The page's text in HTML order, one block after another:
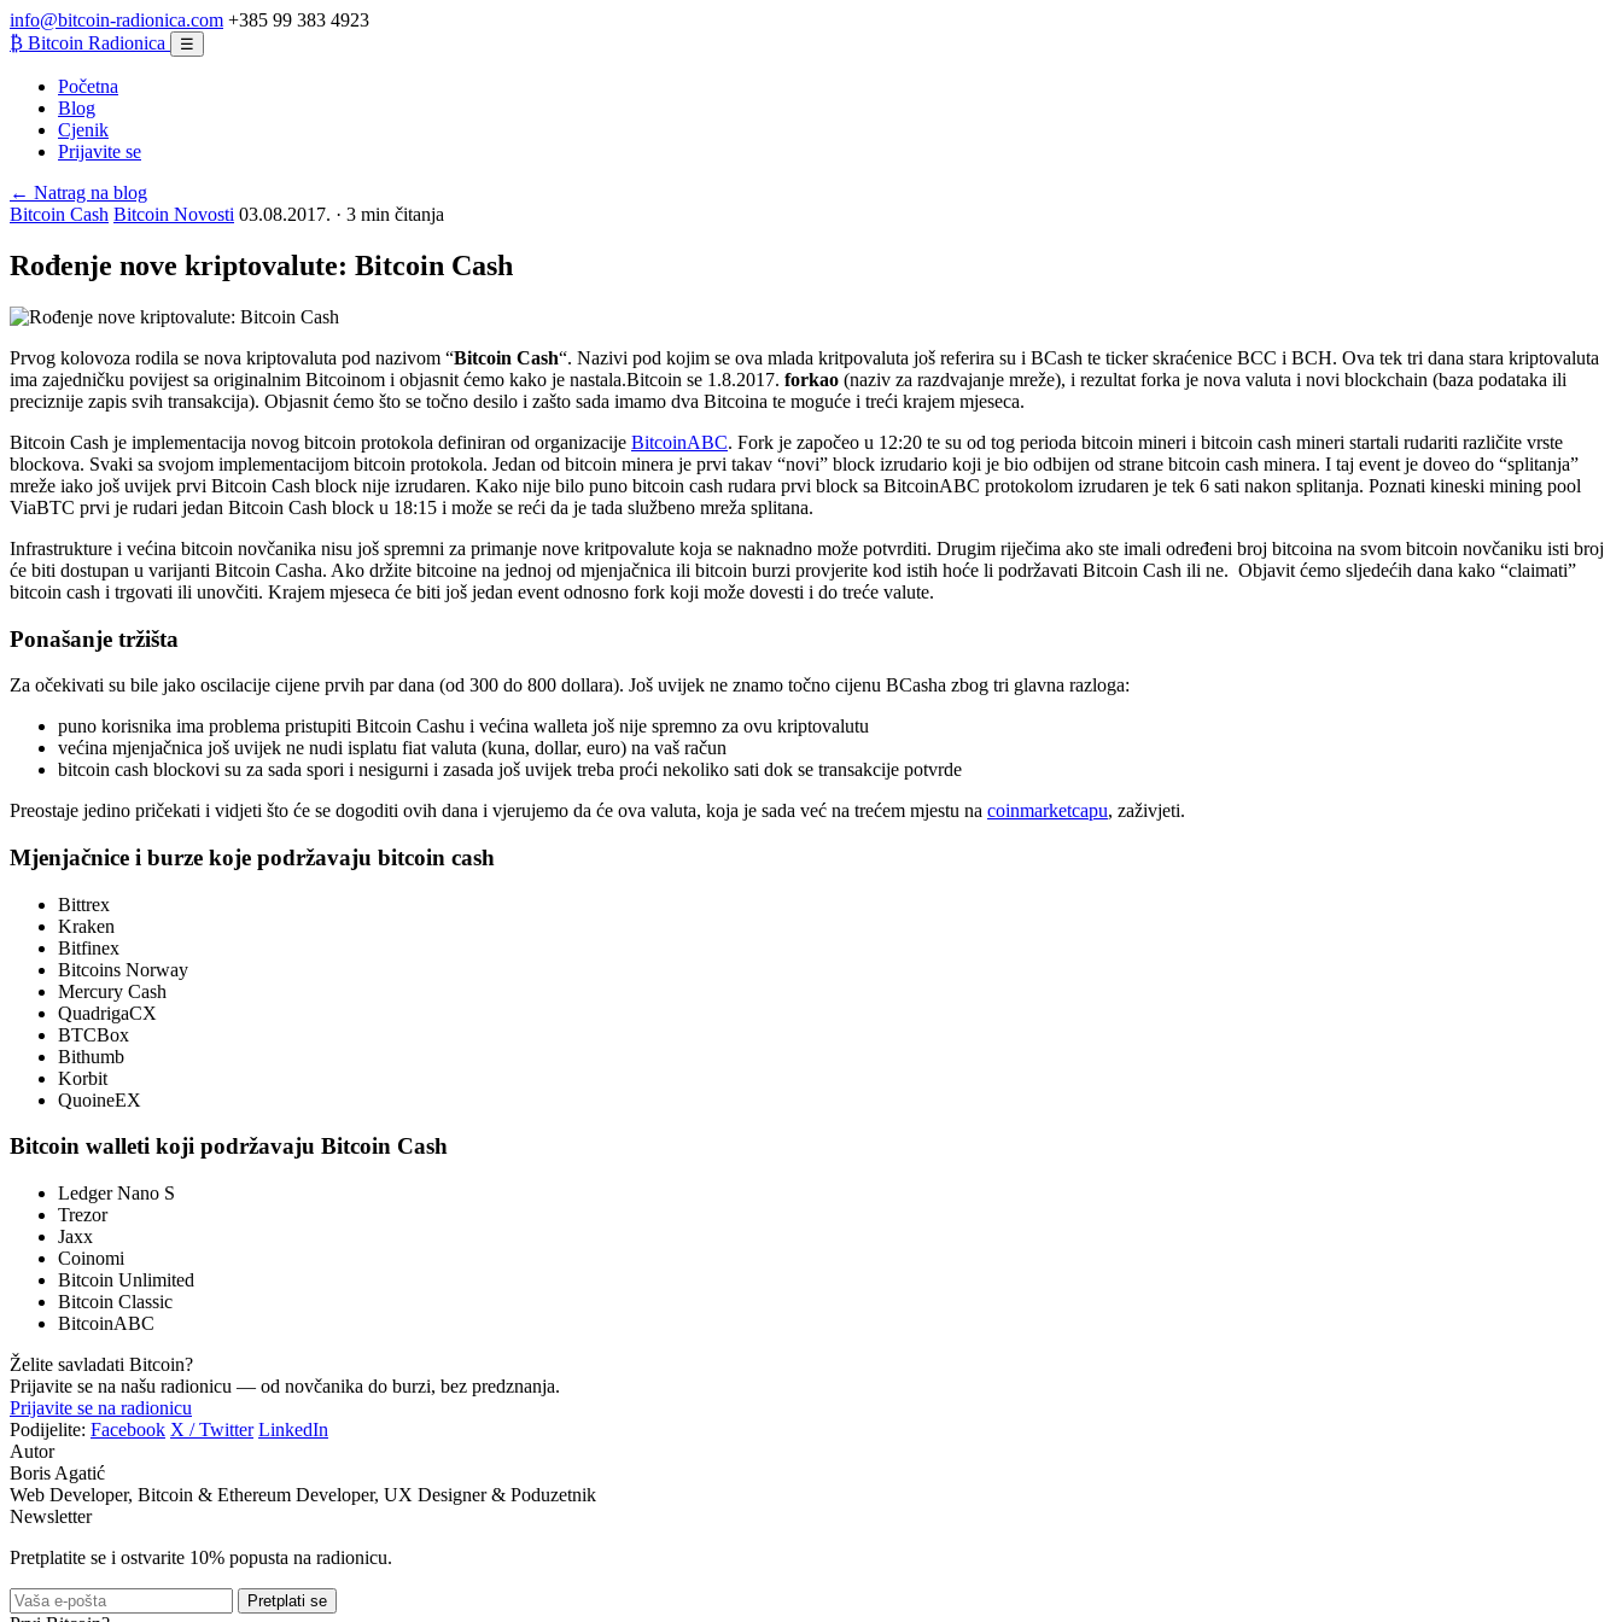
info@bitcoin-radionica.com +385 99 383 4923
₿ Bitcoin Radionica ☰
Početna
Blog
Cjenik
Prijavite se
← Natrag na blog
Bitcoin Cash Bitcoin Novosti 03.08.2017. · 3 min čitanja
Rođenje nove kriptovalute: Bitcoin Cash
Prvog kolovoza rodila se nova kriptovaluta pod nazivom “Bitcoin Cash“. Nazivi pod kojim se ova mlada kritpovaluta još referira su i BCash te ticker skraćenice BCC i BCH. Ova tek tri dana stara kriptovaluta
ima zajedničku povijest sa originalnim Bitcoinom i objasnit ćemo kako je nastala.Bitcoin se 1.8.2017. forkao (naziv za razdvajanje mreže), i rezultat forka je nova valuta i novi blockchain (baza podataka ili
preciznije zapis svih transakcija). Objasnit ćemo što se točno desilo i zašto sada imamo dva Bitcoina te moguće i treći krajem mjeseca.
Bitcoin Cash je implementacija novog bitcoin protokola definiran od organizacije BitcoinABC. Fork je započeo u 12:20 te su od tog perioda bitcoin mineri i bitcoin cash mineri startali rudariti različite vrste
blockova. Svaki sa svojom implementacijom bitcoin protokola. Jedan od bitcoin minera je prvi takav “novi” block izrudario koji je bio odbijen od strane bitcoin cash minera. I taj event je doveo do “splitanja”
mreže iako još uvijek prvi Bitcoin Cash block nije izrudaren. Kako nije bilo puno bitcoin cash rudara prvi block sa BitcoinABC protokolom izrudaren je tek 6 sati nakon splitanja. Poznati kineski mining pool
ViaBTC prvi je rudari jedan Bitcoin Cash block u 18:15 i može se reći da je tada službeno mreža splitana.
Infrastrukture i većina bitcoin novčanika nisu još spremni za primanje nove kritpovalute koja se naknadno može potvrditi. Drugim riječima ako ste imali određeni broj bitcoina na svom bitcoin novčaniku isti broj
će biti dostupan u varijanti Bitcoin Casha. Ako držite bitcoine na jednoj od mjenjačnica ili bitcoin burzi provjerite kod istih hoće li podržavati Bitcoin Cash ili ne. Objavit ćemo sljedećih dana kako “claimati”
bitcoin cash i trgovati ili unovčiti. Krajem mjeseca će biti još jedan event odnosno fork koji može dovesti i do treće valute.
Ponašanje tržišta
Za očekivati su bile jako oscilacije cijene prvih par dana (od 300 do 800 dollara). Još uvijek ne znamo točno cijenu BCasha zbog tri glavna razloga:
puno korisnika ima problema pristupiti Bitcoin Cashu i većina walleta još nije spremno za ovu kriptovalutu
većina mjenjačnica još uvijek ne nudi isplatu fiat valuta (kuna, dollar, euro) na vaš račun
bitcoin cash blockovi su za sada spori i nesigurni i zasada još uvijek treba proći nekoliko sati dok se transakcije potvrde
Preostaje jedino pričekati i vidjeti što će se dogoditi ovih dana i vjerujemo da će ova valuta, koja je sada već na trećem mjestu na coinmarketcapu, zaživjeti.
Mjenjačnice i burze koje podržavaju bitcoin cash
Bittrex
Kraken
Bitfinex
Bitcoins Norway
Mercury Cash
QuadrigaCX
BTCBox
Bithumb
Korbit
QuoineEX
Bitcoin walleti koji podržavaju Bitcoin Cash
Ledger Nano S
Trezor
Jaxx
Coinomi
Bitcoin Unlimited
Bitcoin Classic
BitcoinABC
Želite savladati Bitcoin?
Prijavite se na našu radionicu — od novčanika do burzi, bez predznanja.
Prijavite se na radionicu
Podijelite: Facebook X / Twitter LinkedIn
Autor
Boris Agatić
Web Developer, Bitcoin & Ethereum Developer, UX Designer & Poduzetnik
Newsletter
Pretplatite se i ostvarite 10% popusta na radionicu.
Pretplati se